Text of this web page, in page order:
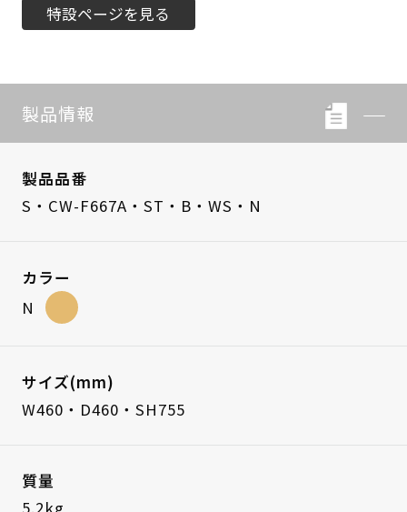
特設ページを見る
製品情報
製品品番
S・CW-F667A・ST・B・WS・N
カラー
N
サイズ(mm)
W460・D460・SH755
質量